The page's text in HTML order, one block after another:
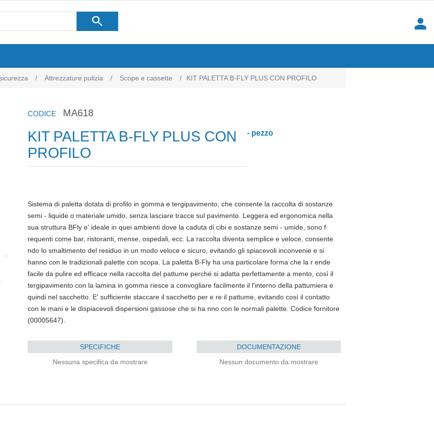
search person
/ Attrezzature pulizia / Scope e cassette / KIT PALETTA B-FLY PLUS CON PROFILO
CODICE MA618
KIT PALETTA B-FLY PLUS CON
PROFILO
- pezzo
Sistema di paletta dotata di profilo in gomma e tergipavimento, che consente la raccolta di sostanze
semi - liquide o materiale umido, senza lasciare tracce sul pavimento. Leggera ed ergonomica nella
sua struttura BFly e' ideale in quei ambienti dove la caduta di cibi e sostanze semi - umide, sono f
requenti come bar, ristoranti, mense, ospedali, ecc. La raccolta diventa semplice e veloce, consente
ndo lo smaltimento del residuo in un modo veloce e sicuro, evitando gli spiacevoli inconvenie e si
hanno con le tradizionali palette con scopa. La paletta B-Fly ha una particolare forma che la r ende
facile da pulire ed efficace nella raccolta del pattume perché si adatta perfettamente a mento, così il
tergipavimento con la lamina in gomma riesce a convogliare facilmente il l'interno della pattumiera e
quindi nel sacchetto. E' sufficiente staccare il sacchetto per e re il pattume, evitando così il contatto
con le mani e le dispiacevoli dispersioni gassose che si ha nno con le normali palette. Codice fornitore
(00005647).
SPECIFICHE
Nessuna specifica da mostrare
DOCUMENTAZIONE
Nessun documento da mostrare